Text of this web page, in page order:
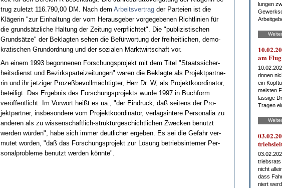
trug zu­letzt 116.790,00 DM. Nach dem Ar­beits­ver­tragder Par­tei­en ist die
Kläge­rin "zur Ein­hal­tung der vom Her­aus­ge­ber vor­ge­ge­be­nen Richt­li­ni­en für
die grundsätz­li­che Hal­tung der Zei­tung ver­pflich­tet". Die "pu­bli­zis­ti­schen
Grundsätze" der Be­klag­ten se­hen die Befürwor­tung der frei­heit­li­chen, de­mo­
kra­ti­schen Grund­ord­nung und der so­zia­len Markt­wirt­schaft vor.
An ei­nem 1993 be­gon­ne­nen For­schungs­pro­jekt mit dem Ti­tel "Staats­si­cher­
heits­dienst und Be­zirks­par­tei­zei­tun­gen" wa­ren die Be­klag­te als Pro­jekt­part­ne­
rin und ihr jet­zi­ger Pro­zeßbe­vollmäch­tig­ter, Herr Dr. W, als Pro­jekt­ko­or­di­na­tor,
be­tei­ligt. Das Er­geb­nis des For­schungs­pro­jekts wur­de 1997 in Buch­form
veröffent­licht. Im Vor­wort heißt es ua., "der Ein­druck, daß sei­tens der Pro­
jekt­part­ner, ins­be­son­de­re vom Pro­jekt­ko­or­di­na­tor, ver­lags­in­te­re Per­so­na­lia zu
an­de­ren als zu wis­sen­schaft­lich-struk­tur­ge­schicht­li­chen Zwe­cken be­nutzt
wer­den würden", ha­be sich im­mer deut­li­cher er­ge­ben. Es sei die Ge­fahr ver­
mu­tet wor­den, "daß das For­schungs­pro­jekt zur Lösung be­triebs­in­ter­ner Per­
so­nal­pro­ble­me be­nutzt wer­den könn­te".
lun­gen
am
rin­nen
ein
meis­ten
läs­si­ge
Tra­gen
triebs­rats
nicht
dass
niert